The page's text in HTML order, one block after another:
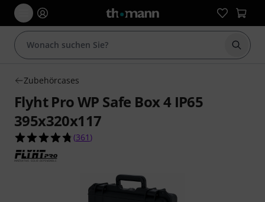
Suche
Zubehörcases
Flyht Pro WP Safe Box 4 IP65
395x320x117
4.7 von 5 Sternen aus 361 Kundenbewertungen
(361 )